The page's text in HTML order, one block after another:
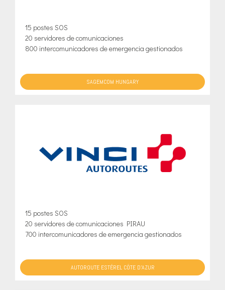
15 postes SOS
20 servidores de comunicaciones
800 intercomunicadores de emergencia gestionados
SAGEMCOM HUNGARY
15 postes SOS
20 servidores de comunicaciones PIRAU
700 intercomunicadores de emergencia gestionados
AUTOROUTE ESTÉREL CÔTE D’AZUR